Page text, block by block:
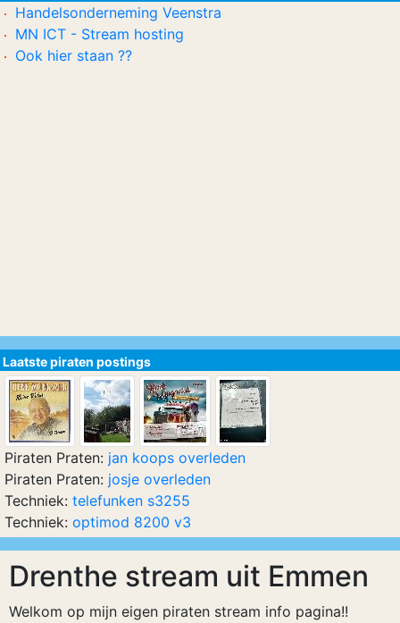
Drenthe stream uit Emmen
Welkom op mijn eigen piraten stream info pagina!!
Handelsonderneming Veenstra
MN ICT - Stream hosting
Ook hier staan ??
Laatste piraten postings
Piraten Praten: jan koops overleden
Piraten Praten: josje overleden
Techniek: telefunken s3255
Techniek: optimod 8200 v3